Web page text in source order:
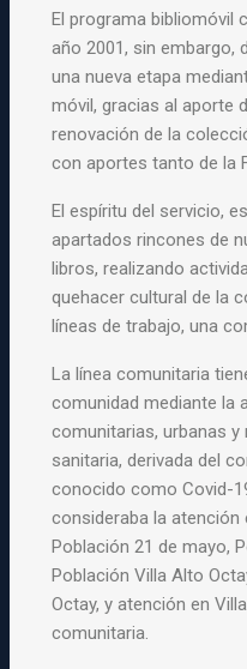
El programa bibliomóvil
año 2001, sin embargo,
una nueva etapa
móvil, gracias al aporte
renovación de la
con aportes tanto de la
El espíritu del servicio,
apartados rincones de
libros, realizando
quehacer cultural de la
líneas de trabajo, una
La línea comunitaria
comunidad mediante la
comunitarias, urbanas y
sanitaria, derivada del
conocido como Covid-
consideraba la atención
Población 21 de mayo,
Población Villa Alto
Octay, y atención en
comunitaria.